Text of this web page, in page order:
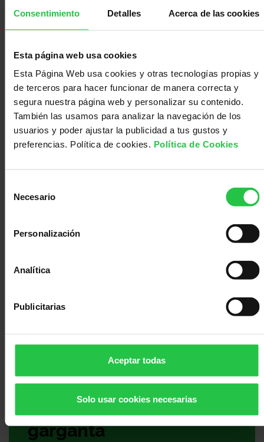
Consentimiento Detalles Acerca de las cookies
Esta página web usa cookies
Esta Página Web usa cookies y otras tecnologías propias y
de terceros para hacer funcionar de manera correcta y
segura nuestra página web y personalizar su contenido.
También las usamos para analizar la navegación de los
usuarios y poder ajustar la publicidad a tus gustos y
preferencias. Política de cookies. Política de Cookies
Necesario
Personalización
Analítica
Publicitarias
Aceptar todas
Solo usar cookies necesarias
Médico
Acompañamiento
Estreñimiento
Intolerancia a la
lactosa
Inflamación de
mucosa de boca y
garganta